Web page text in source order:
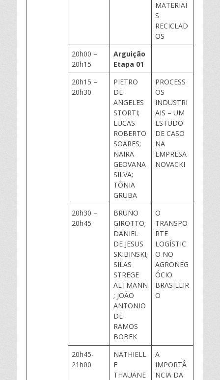
MATERIAI
S
RECICLAD
OS
20h00 –
20h15
Arguição
Etapa 01
20h15 –
20h30
PIETRO
DE
ANGELES
STORTI;
LUCAS
ROBERTO
SOARES;
NAIRA
GEOVANA
SILVA;
TÔNIA
GRUBA
PROCESS
OS
INDUSTRI
AIS – UM
ESTUDO
DE CASO
NA
EMPRESA
NOVACKI
20h30 –
20h45
BRUNO
GIROTTO;
DANIEL
DE JESUS
SKIBINSKI;
SILAS
STREGE
ALTMANN
; JOÃO
ANTONIO
DE
RAMOS
BOBEK
O
TRANSPO
RTE
LOGÍSTIC
O NO
AGRONEG
ÓCIO
BRASILEIR
O
20h45-
21h00
NATHIELL
E
THAUANE
A
IMPORTÂ
NCIA DA